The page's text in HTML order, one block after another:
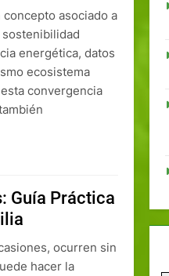
asociado a
energética, datos
ecosistema
convergencia
Guía Práctica
ocurren sin
hacer la